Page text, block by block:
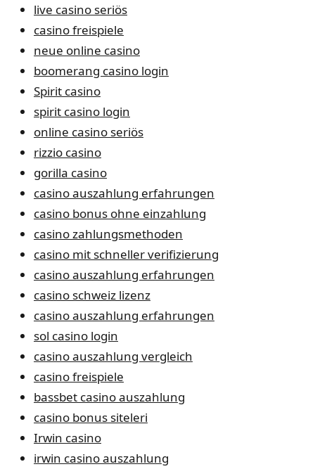
live casino seriös
casino freispiele
neue online casino
boomerang casino login
Spirit casino
spirit casino login
online casino seriös
rizzio casino
gorilla casino
casino auszahlung erfahrungen
casino bonus ohne einzahlung
casino zahlungsmethoden
casino mit schneller verifizierung
casino auszahlung erfahrungen
casino schweiz lizenz
casino auszahlung erfahrungen
sol casino login
casino auszahlung vergleich
casino freispiele
bassbet casino auszahlung
casino bonus siteleri
Irwin casino
irwin casino auszahlung